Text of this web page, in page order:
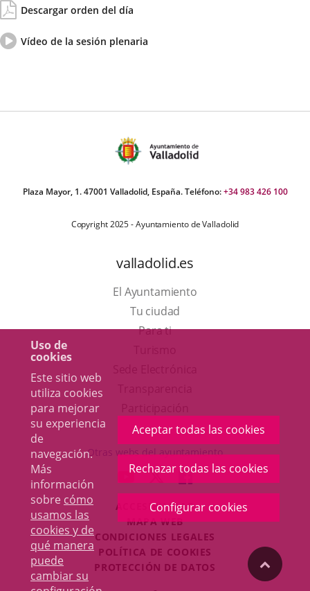
Uso de
cookies
Este sitio web
utiliza cookies
para mejorar
su experiencia
de
navegación.
Más
información
sobre cómo
usamos las
cookies y de
qué manera
puede
cambiar su
Aceptar todas las cookies
Rechazar todas las cookies
Configurar cookies
de
la
Sesión
del
día
Descargar orden del día
Vídeo
del
Vídeo de la sesión plenaria
Plaza Mayor, 1. 47001 Valladolid, España. Teléfono:+34 983 426 100
Copyright 2025 - Ayuntamiento de Valladolid
valladolid.es
El Ayuntamiento
Tu ciudad
Para ti
en
una
ventana
nueva.
aplicación
externa.
Otras webs del ayuntamiento
ENLACE
A
UNA
APLICACIÓN
EXTERNA.
ENLACE
A
UNA
APLICACIÓN
EXTERNA.
ENLACE
A
UNA
EXTERNA.
ACCESIBILIDAD
MAPA WEB
CONDICIONES LEGALES
POLÍTICA DE COOKIES
PROTECCIÓN DE DATOS
"Volver